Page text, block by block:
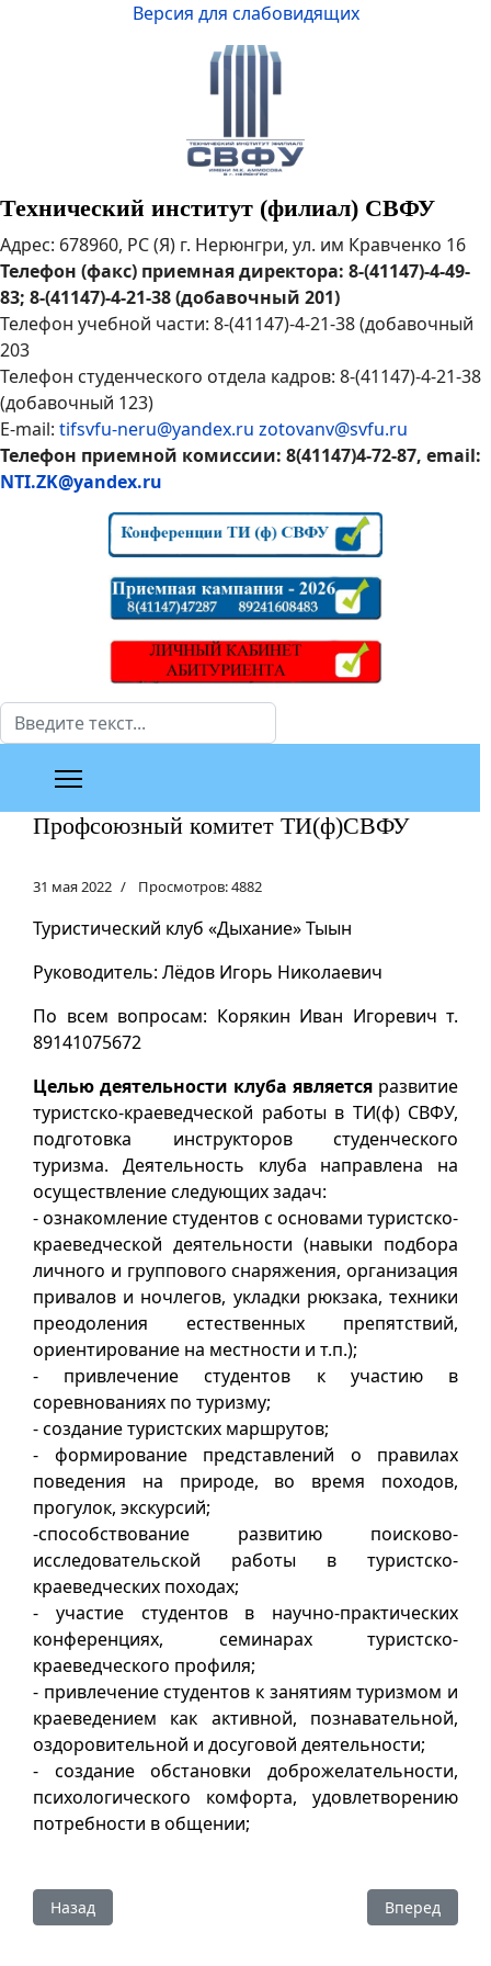
Версия для слабовидящих
Технический институт (филиал) СВФУ
Адрес: 678960, РС (Я) г. Нерюнгри, ул. им Кравченко 16
Телефон (факс) приемная директора: 8-(41147)-4-49-
83; 8-(41147)-4-21-38 (добавочный 201)
Телефон учебной части: 8-(41147)-4-21-38 (добавочный
203
Телефон студенческого отдела кадров: 8-(41147)-4-21-38
(добавочный 123)
E-mail: tifsvfu-neru@yandex.ru zotovanv@svfu.ru
Телефон приемной комиссии: 8(41147)4-72-87, email:
NTI.ZK@yandex.ru
Поиск
Профсоюзный комитет ТИ(ф)СВФУ
31 мая 2022 Просмотров: 4882
Туристический клуб «Дыхание» Тыын
Руководитель: Лёдов Игорь Николаевич
По всем вопросам: Корякин Иван Игоревич т.
89141075672
Целью деятельности клуба является развитие
туристско-краеведческой работы в ТИ(ф) СВФУ,
подготовка инструкторов студенческого
туризма. Деятельность клуба направлена на
осуществление следующих задач:
- ознакомление студентов с основами туристско-
краеведческой деятельности (навыки подбора
личного и группового снаряжения, организация
привалов и ночлегов, укладки рюкзака, техники
преодоления естественных препятствий,
ориентирование на местности и т.п.);
- привлечение студентов к участию в
соревнованиях по туризму;
- создание туристских маршрутов;
- формирование представлений о правилах
поведения на природе, во время походов,
прогулок, экскурсий;
-способствование развитию поисково-
исследовательской работы в туристско-
краеведческих походах;
- участие студентов в научно-практических
конференциях, семинарах туристско-
краеведческого профиля;
- привлечение студентов к занятиям туризмом и
краеведением как активной, познавательной,
оздоровительной и досуговой деятельности;
- создание обстановки доброжелательности,
психологического комфорта, удовлетворению
потребности в общении;
Предыдущий: Студенческий патриотический клуб ТИ (ф)
Назад Следующий:
Вперед